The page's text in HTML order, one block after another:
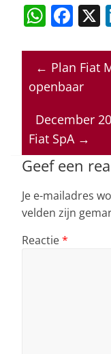
W
at
s
p
p
F
c
e
o
o
k
← Plan Fiat
openbaar
December
Fiat SpA →
Geef een
Je e-mailadres
velden zijn
Reactie*